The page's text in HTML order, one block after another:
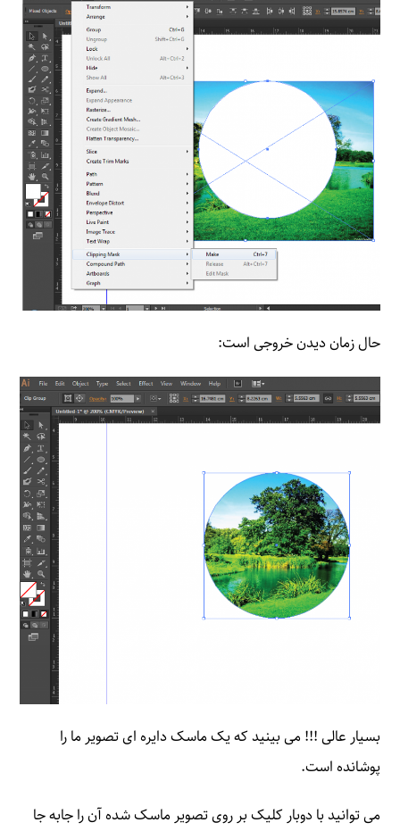
حال زمان دیدن خروجی است:
بسیار عالی !!! می بینید که یک ماسک دایره ای تصویر ما را
پوشانده است.
می توانید با دوبار کلیک بر روی تصویر ماسک شده آن را جابه جا